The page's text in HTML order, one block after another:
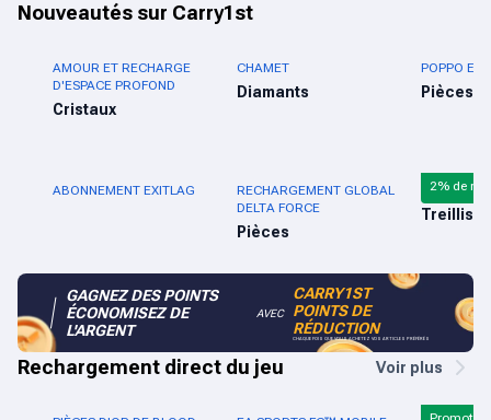
Nouveautés sur Carry1st
AMOUR ET RECHARGE
D'ESPACE PROFOND
Cristaux
CHAMET
Diamants
POPPO EN
Pièces
ABONNEMENT EXITLAG
RECHARGEMENT GLOBAL
DELTA FORCE
Pièces
Treillis
2% de
GAGNEZ DES POINTS
ÉCONOMISEZ DE
L'ARGENT
AVEC
CARRY1ST
POINTS DE
RÉDUCTION
CHAQUE FOIS QUE VOUS ACHETEZ VOS ARTICLES PRÉFÉRÉS
Rechargement direct du jeu Voir plus